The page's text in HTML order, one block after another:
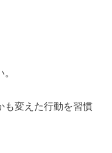
も変えた行動を習慣